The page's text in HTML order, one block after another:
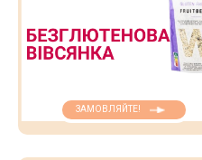
ЗАМОВЛЯЙТЕ!